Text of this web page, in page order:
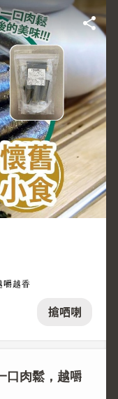
搶哂喇
嚼越香
口肉鬆，越嚼